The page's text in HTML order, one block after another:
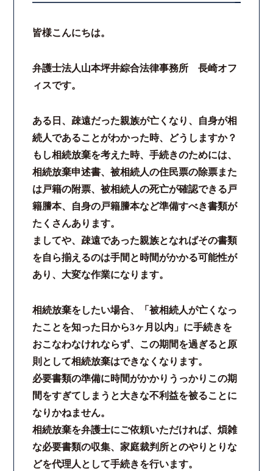
皆様こんにちは。
弁護士法人山本坪井綜合法律事務所 長崎オフ
ィスです。
ある日、疎遠だった親族が亡くなり、自身が相
続人であることがわかった時、どうしますか？
もし相続放棄を考えた時、手続きのためには、
相続放棄申述書、被相続人の住民票の除票また
は戸籍の附票、被相続人の死亡が確認できる戸
籍謄本、自身の戸籍謄本など準備すべき書類が
たくさんあります。
ましてや、疎遠であった親族となればその書類
を自ら揃えるのは手間と時間がかかる可能性が
あり、大変な作業になります。
相続放棄をしたい場合、「被相続人が亡くなっ
たことを知った日から3ヶ月以内」に手続きを
おこなわなけれならず、この期間を過ぎると原
則として相続放棄はできなくなります。
必要書類の準備に時間がかかりうっかりこの期
間をすぎてしまうと大きな不利益を被ることに
なりかねません。
相続放棄を弁護士にご依頼いただければ、煩雑
な必要書類の収集、家庭裁判所とのやりとりな
どを代理人として手続きを行います。